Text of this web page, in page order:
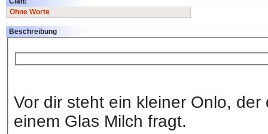
Ohne Worte
Beschreibung
Vor dir steht ein kleiner Onlo,
einem Glas Milch fragt.